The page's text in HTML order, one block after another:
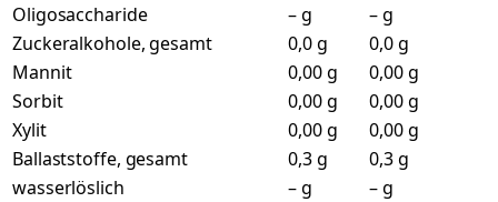
Oligosaccharide
– g
– g
Zuckeralkohole, gesamt
0,0 g
0,0 g
Mannit
0,00 g
0,00 g
Sorbit
0,00 g
0,00 g
Xylit
0,00 g
0,00 g
Ballaststoffe, gesamt
0,3 g
0,3 g
wasserlöslich
– g
– g